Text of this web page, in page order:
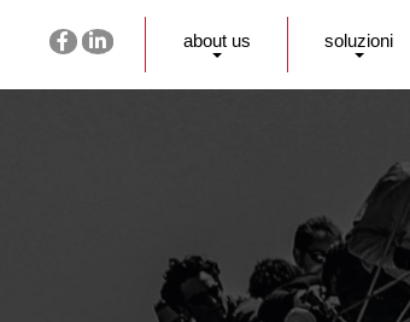
about us soluzioni